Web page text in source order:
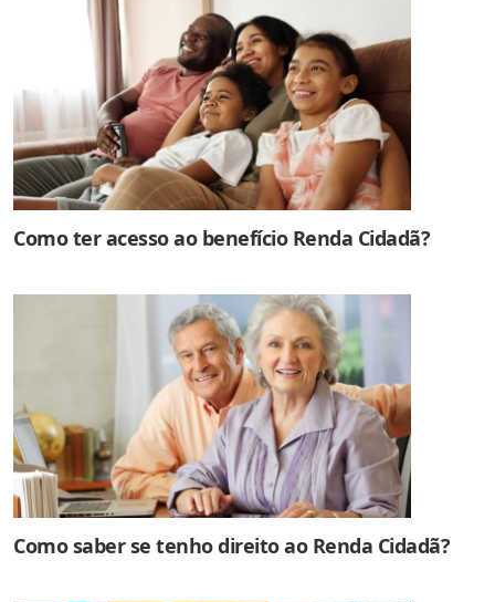
Como ter acesso ao benefício Renda Cidadã?
Como saber se tenho direito ao Renda Cidadã?